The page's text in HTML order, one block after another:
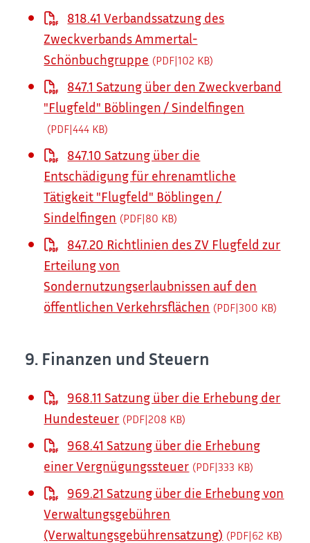
818.41 Verbandssatzung des
Zweckverbands Ammertal-
Schönbuchgruppe (PDF|102 KB)
847.1 Satzung über den Zweckverband
"Flugfeld" Böblingen / Sindelfingen
(PDF|444 KB)
847.10 Satzung über die
Entschädigung für ehrenamtliche
Tätigkeit "Flugfeld" Böblingen /
Sindelfingen (PDF|80 KB)
847.20 Richtlinien des ZV Flugfeld zur
Erteilung von
Sondernutzungserlaubnissen auf den
öffentlichen Verkehrsflächen (PDF|300 KB)
9. Finanzen und Steuern
968.11 Satzung über die Erhebung der
Hundesteuer (PDF|208 KB)
968.41 Satzung über die Erhebung
einer Vergnügungssteuer (PDF|333 KB)
969.21 Satzung über die Erhebung von
Verwaltungsgebühren
(Verwaltungsgebührensatzung) (PDF|62 KB)